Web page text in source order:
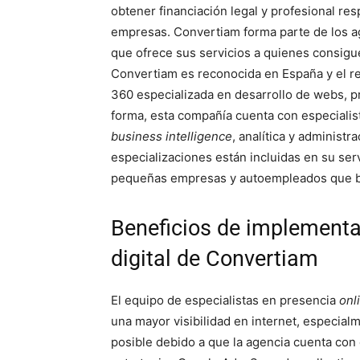
obtener financiación legal y profesional
empresas. Convertiam forma parte de los
que ofrece sus servicios a quienes
Convertiam es reconocida en España y el
360 especializada en desarrollo de webs,
forma, esta compañía cuenta con
business intelligence, analítica y
especializaciones están incluidas en su
pequeñas empresas y autoempleados
Beneficios de
digital de Convertiam
El equipo de especialistas en presencia
una mayor visibilidad en internet,
posible debido a que la agencia cuenta